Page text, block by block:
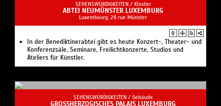
SEHENSWÜRDIGKEITEN / Kloster
ABTEI NEUMÜNSTER LUXEMBURG
Luxembourg, 28 rue Münster
In der Benediktinerabtei gibt es heute Konzert-, Theater- und
Konferenzsäle, Seminare, Freilichtkonzerte, Studios und
Ateliers für Künstler.
SEHENSWÜRDIGKEITEN / Gebäude
GROSSHERZOGISCHES PALAIS LUXEMBURG